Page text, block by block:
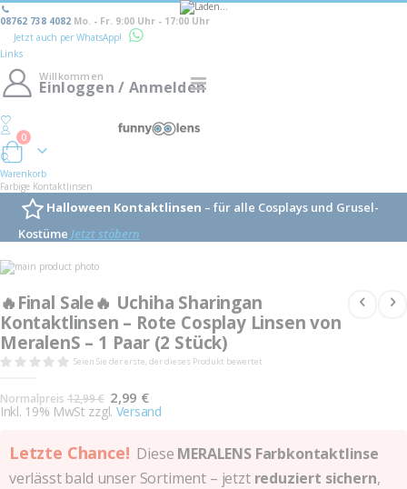
08762 738 4082 Mo. - Fr. 9:00 Uhr - 17:00 Uhr
Jetzt auch per WhatsApp!
Links
Navigation
Willkommen
Einloggen / Anmelden
Warenkorb
0
Warenkorb
Farbige Kontaktlinsen
Halloween Kontaktlinsen – für alle Cosplays und Grusel-
Kostüme Jetzt stöbern
Skip
to
end
of
the
images
gallery
the
beginning
of
the
images
gallery
🔥Final Sale🔥 Uchiha Sharingan
Kontaktlinsen – Rote Cosplay Linsen von
MeralenS – 1 Paar (2 Stück)
Seien Sie der erste, der dieses Produkt bewertet
Normalpreis 12,99 € Sonderangebot
2,99 €
Inkl. 19% MwSt zzgl. Versand
Letzte Chance! Diese MERALENS Farbkontaktlinse
verlässt bald unser Sortiment – jetzt reduziert sichern,